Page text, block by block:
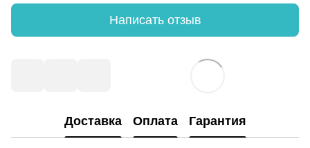
Написать отзыв
Доставка Оплата Гарантия